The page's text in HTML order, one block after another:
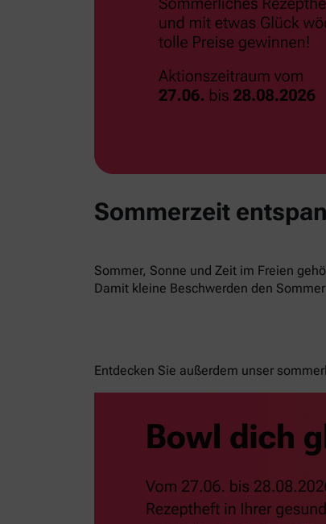
Sommerzeit
Sommer, Sonne und Zeit im Freien
Damit kleine Beschwerden den
Entdecken Sie außerdem unser